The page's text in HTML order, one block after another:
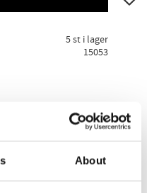
About
5 st i lager
15053
Användning
högt upp i Perus berg!